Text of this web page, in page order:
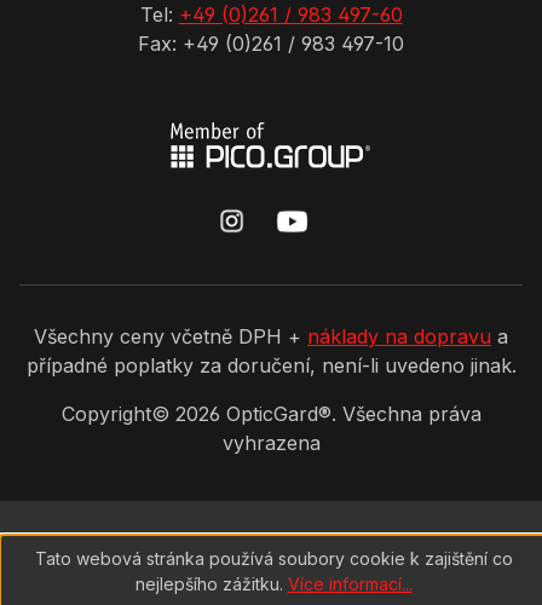
Tel: +49 (0)261 / 983 497-60
Fax: +49 (0)261 / 983 497-10
Všechny ceny včetně DPH + náklady na dopravu a
případné poplatky za doručení, není-li uvedeno jinak.
Copyright© 2026 OpticGard®. Všechna práva
vyhrazena
Tato webová stránka používá soubory cookie k zajištění co
nejlepšího zážitku. Více informací...